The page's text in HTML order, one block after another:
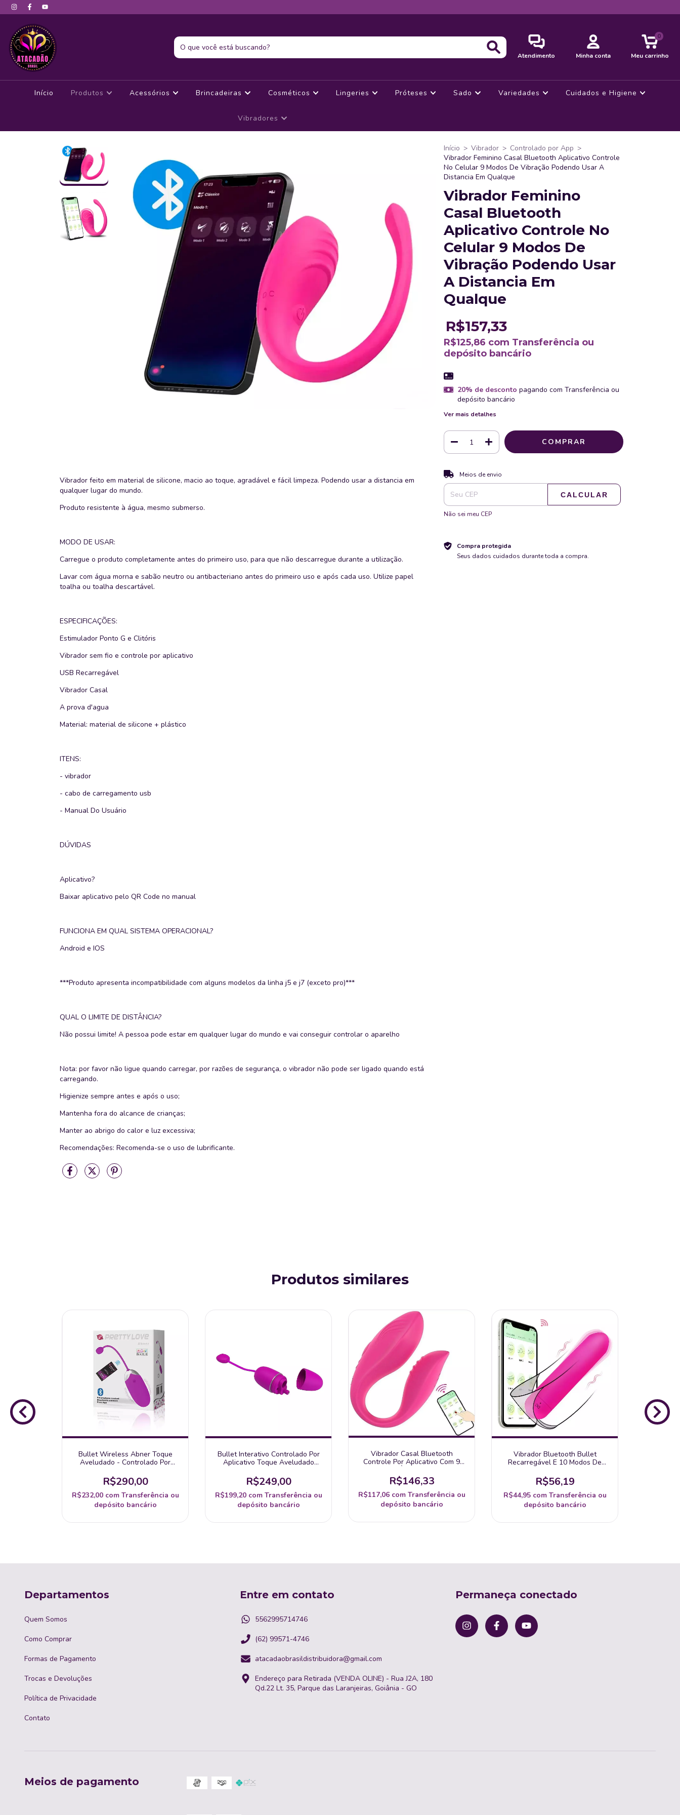
Atendimento Minha conta Meu carrinho
0
Início Produtos Acessórios Brincadeiras Cosméticos Lingeries Próteses Sado Variedades Cuidados e Higiene
Vibradores
Vibrador feito em material de silicone, macio ao toque, agradável e fácil limpeza. Podendo usar a distancia em
qualquer lugar do mundo.
Produto resistente à água, mesmo submerso.
MODO DE USAR:
Carregue o produto completamente antes do primeiro uso, para que não descarregue durante a utilização.
Lavar com água morna e sabão neutro ou antibacteriano antes do primeiro uso e após cada uso. Utilize papel
toalha ou toalha descartável.
ESPECIFICAÇÕES:
Estimulador Ponto G e Clitóris
Vibrador sem fio e controle por aplicativo
USB Recarregável
Vibrador Casal
A prova d'agua
Material: material de silicone + plástico
ITENS:
- vibrador
- cabo de carregamento usb
- Manual Do Usuário
DÚVIDAS
Aplicativo?
Baixar aplicativo pelo QR Code no manual
FUNCIONA EM QUAL SISTEMA OPERACIONAL?
Android e IOS
***Produto apresenta incompatibilidade com alguns modelos da linha j5 e j7 (exceto pro)***
QUAL O LIMITE DE DISTÂNCIA?
Não possui limite! A pessoa pode estar em qualquer lugar do mundo e vai conseguir controlar o aparelho
Nota: por favor não ligue quando carregar, por razões de segurança, o vibrador não pode ser ligado quando está
carregando.
Higienize sempre antes e após o uso;
Mantenha fora do alcance de crianças;
Manter ao abrigo do calor e luz excessiva;
Recomendações: Recomenda-se o uso de lubrificante.
Início > Vibrador > Controlado por App >
Vibrador Feminino Casal Bluetooth Aplicativo Controle
No Celular 9 Modos De Vibração Podendo Usar A
Distancia Em Qualque
Vibrador Feminino
Casal Bluetooth
Aplicativo Controle No
Celular 9 Modos De
Vibração Podendo Usar
A Distancia Em
Qualque
R$157,33
R$125,86 com Transferência ou
depósito bancário
20% de desconto pagando com Transferência ou
depósito bancário
Ver mais detalhes
Entregas para o CEP:
Meios de envio
CALCULAR
Não sei meu CEP
Compra protegida
Seus dados cuidados durante toda a compra.
Produtos similares
Bullet Wireless Abner Toque
Aveludado - Controlado Por
5385
R$290,00
R$232,00 com Transferência ou
depósito bancário
Bullet Interativo Controlado Por
Aplicativo Toque Aveludado
Massageador Bullet Controlado
Via
R$249,00
R$199,20 com Transferência ou
depósito bancário
Vibrador Casal Bluetooth
Controle Por Aplicativo Com 9
R$146,33
R$117,06 com Transferência ou
depósito bancário
Vibrador Bluetooth Bullet
Recarregável E 10 Modos De
R$56,19
R$44,95 com Transferência ou
depósito bancário
Vibrador
Departamentos
Quem Somos
Como Comprar
Formas de Pagamento
Trocas e Devoluções
Política de Privacidade
Contato
Entre em contato
5562995714746
(62) 99571-4746
atacadaobrasildistribuidora@gmail.com
Endereço para Retirada (VENDA OLINE) - Rua J2A, 180
Qd.22 Lt. 35, Parque das Laranjeiras, Goiânia - GO
Permaneça conectado
Meios de pagamento